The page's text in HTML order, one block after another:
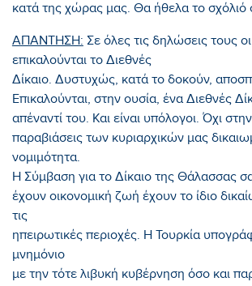
κατά της χώρας μας. Θα ήθελα το σχόλιό
ΑΠΑΝΤΗΣΗ:Σε όλες τις δηλώσεις τους
επικαλούνται το Διεθνές
Δίκαιο. Δυστυχώς, κατά το δοκούν,
Επικαλούνται, στην ουσία, ένα Διεθνές
απέναντί του. Και είναι υπόλογοι. Όχι
παραβιάσεις των κυριαρχικών μας
νομιμότητα.
Η Σύμβαση για το Δίκαιο της Θάλασσας
έχουν οικονομική ζωή έχουν το ίδιο
τις
ηπειρωτικές περιοχές. Η Τουρκία
μνημόνιο
με την τότε λιβυκή κυβέρνηση όσο και